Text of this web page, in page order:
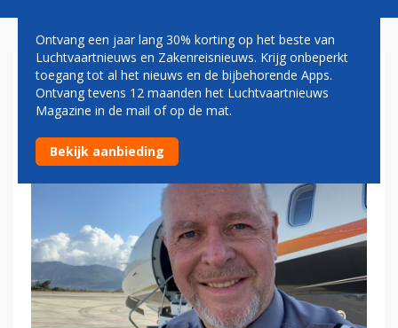
JAN COCHERET: VIES
LUCHTJE
Ontvang een jaar lang 30% korting op het beste van
Luchtvaartnieuws en Zakenreisnieuws. Krijg onbeperkt
toegang tot al het nieuws en de bijbehorende Apps.
Ontvang tevens 12 maanden het Luchtvaartnieuws
Magazine in de mail of op de mat.
Bekijk aanbieding